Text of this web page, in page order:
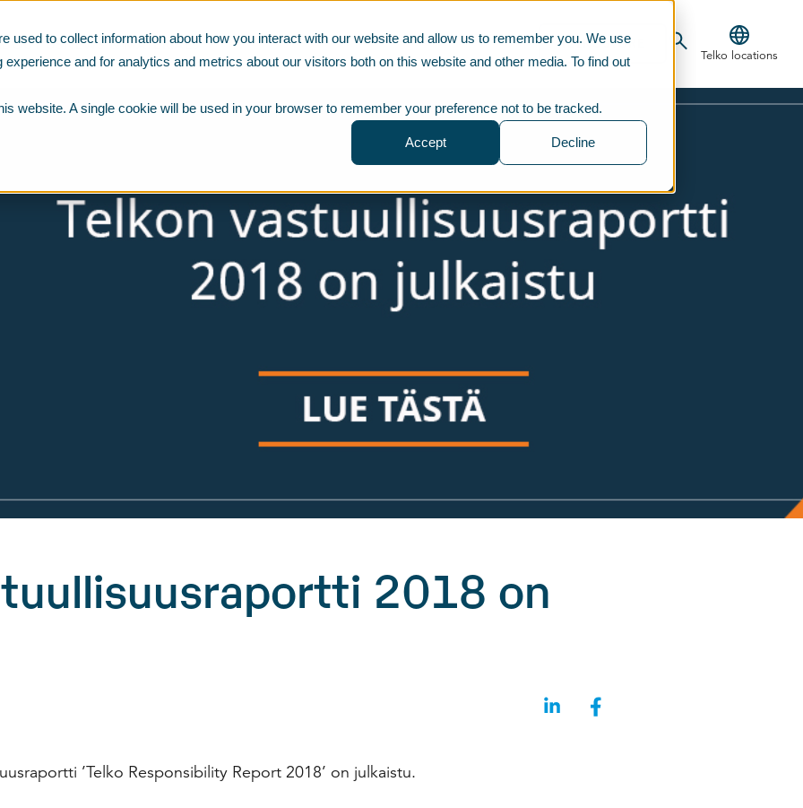
to collect information about how you interact with our website and allow us to remember you. We use
and for analytics and metrics about our visitors both on this website and other media. To find out
website. A single cookie will be used in your browser to remember your preference not to be tracked.
Accept Decline
USNEWS & MATERIALS CONTACT US TELKOSTORE
Telko locations
2018 on
’Telko Responsibility Report 2018’ on julkaistu.